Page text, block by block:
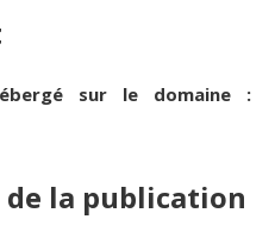
sur le domaine :
de la publication